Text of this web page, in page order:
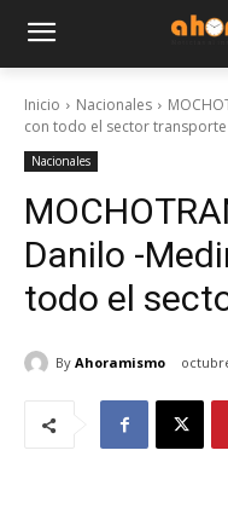
Inicio Nacionales
con todo el sector transporte
Nacionales
Danilo -
todo el
By Ahoramismo